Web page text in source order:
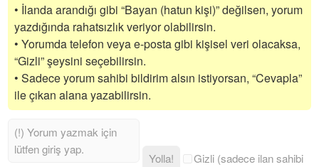
• İlanda arandığı gibi “Bayan (hatun kişi)” değilsen, yorum
yazdığında rahatsızlık veriyor olabilirsin.
• Yorumda telefon veya e-posta gibi kişisel veri olacaksa,
“Gizli” şeysini seçebilirsin.
• Sadece yorum sahibi bildirim alsın istiyorsan, “Cevapla”
ile çıkan alana yazabilirsin.
Yolla!
Gizli (sadece ilan sahibi